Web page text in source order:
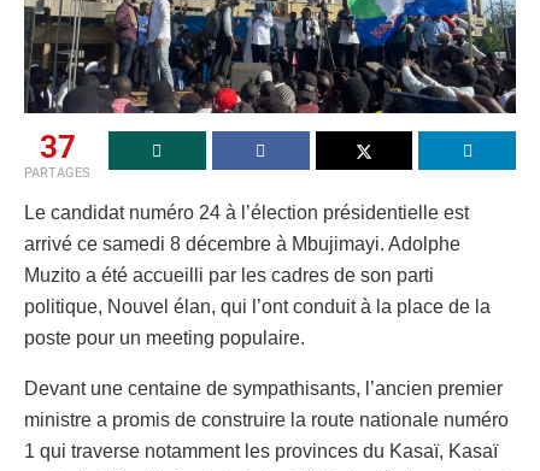
37
PARTAGES
Le candidat numéro 24 à l’élection présidentielle est
arrivé ce samedi 8 décembre à Mbujimayi. Adolphe
Muzito a été accueilli par les cadres de son parti
politique, Nouvel élan, qui l’ont conduit à la place de la
poste pour un meeting populaire.
Devant une centaine de sympathisants, l’ancien premier
ministre a promis de construire la route nationale numéro
1 qui traverse notamment les provinces du Kasaï, Kasaï